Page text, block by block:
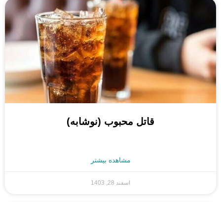
قاتل محبوب (نوشابه)
مشاهده بیشتر
اسفند 28, 1403